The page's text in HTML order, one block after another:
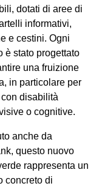
dotati di aree di
informativi,
e cestini. Ogni
è stato progettato
una fruizione
in particolare per
disabilità
o cognitive.
anche da
, questo nuovo
rappresenta un
concreto di